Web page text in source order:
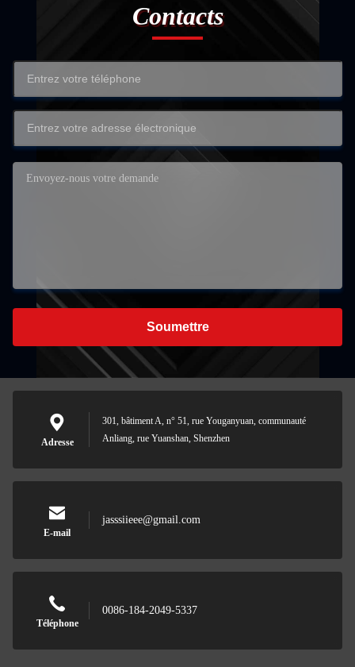
Contacts
Soumettre
Adresse
301, bâtiment A, n° 51, rue Youganyuan, communauté
Anliang, rue Yuanshan, Shenzhen
E-mail
jasssiieee@gmail.com
Téléphone
0086-184-2049-5337